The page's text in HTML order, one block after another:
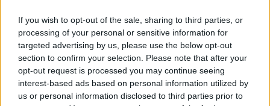
If you wish to opt-out of the sale, sharing to third parties, or
processing of your personal or sensitive information for
targeted advertising by us, please use the below opt-out
section to confirm your selection. Please note that after your
opt-out request is processed you may continue seeing
interest-based ads based on personal information utilized by
us or personal information disclosed to third parties prior to
stb.
A kalkulátorokon túl játékos feladványokat, matematikai
kvízeket, gondolkodtató és vicces rejtvényeket is találsz
a
SzámoldKi.hu oldalán IDE kattintva.